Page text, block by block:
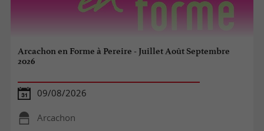
Arcachon en Forme à Pereire - Juillet Août Septembre
2026
09/08/2026
Arcachon